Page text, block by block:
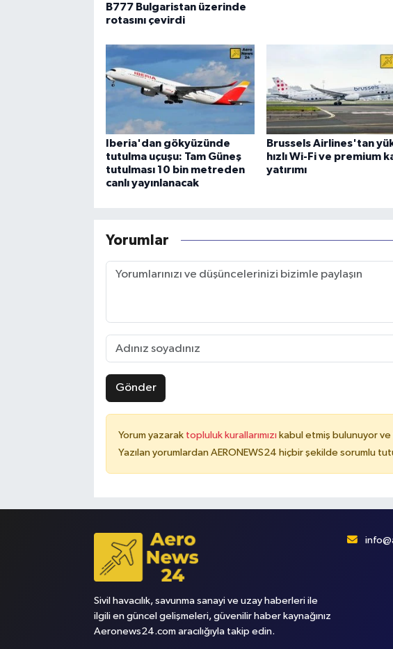
B777 Bulgaristan üzerinde
rotasını çevirdi
Iberia'dan gökyüzünde
tutulma uçuşu: Tam Güneş
tutulması 10 bin metreden
canlı yayınlanacak
Brussels Airlines'tan
hızlı Wi-Fi ve premium
yatırımı
Yorumlar
Gönder
Yorum yazarak topluluk kurallarımızı kabul etmiş bulunuyor
Yazılan yorumlardan AERONEWS24 hiçbir şekilde sorumlu
Sivil havacılık, savunma sanayi ve uzay haberleri ile
ilgili en güncel gelişmeleri, güvenilir haber kaynağınız
Aeronews24.com aracılığıyla takip edin.